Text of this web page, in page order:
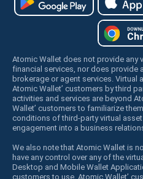
Atomic Wallet does not provide any
financial services, nor does provide
brokerage or agent services. Virtual
Atomic Wallet’ customers by third
activities and services are beyond
Wallet’ customers to familiarize
conditions of third-party virtual
engagement into a business
We also note that Atomic Wallet is
have any control over any of the
Desktop and Mobile Wallet
customers to use. Atomic Wallet’